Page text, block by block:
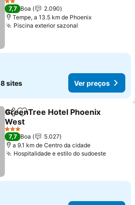
2 Estrelas
7,7 Boa
2.090
Tempe, a 13.5 km de Phoenix
Piscina exterior sazonal
8 sites Ver preços
PartilharAdicionar aos favoritos
GreenTree Hotel Phoenix
West
3 Estrelas
7,7 Boa
5.027
a 9.1 km de Centro da cidade
Hospitalidade e estilo do sudoeste